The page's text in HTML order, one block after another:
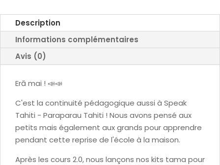
TamaDescription
Informations complémentaires
Avis (0)
Erā mai ! 📣📣
C'est la continuité pédagogique aussi à Speak
Tahiti - Paraparau Tahiti ! Nous avons pensé aux
petits mais également aux grands pour apprendre
pendant cette reprise de l'école à la maison.
Après les cours 2.0, nous lançons nos kits tama pour